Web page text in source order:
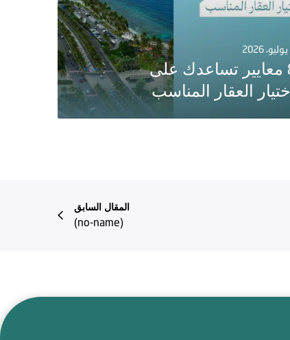
8 معايير تساعدك على
اختيار العقار المناسب
المقال السابق
(no-name)